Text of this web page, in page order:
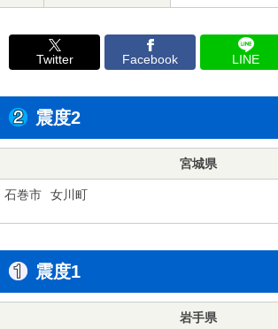
Twitter Facebook LINE
震度2
宮城県
石巻市 女川町
震度1
岩手県